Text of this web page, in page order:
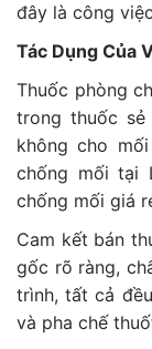
đây là công
Tác Dụng Của
Thuốc phòng
trong thuốc
không cho
chống mối tại
chống mối giá
Cam kết bán
gốc rõ ràng,
trình, tất cả
và pha chế